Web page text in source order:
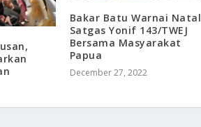
Bakar Batu Warnai Natal
Satgas Yonif 143/TWEJ
Bersama Masyarakat
Papua
December 27, 2022